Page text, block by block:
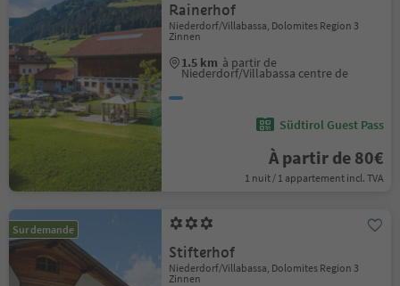
Rainerhof
Niederdorf/Villabassa, Dolomites Region 3
Zinnen
1.5 km à partir de
Niederdorf/Villabassa centre de
Südtirol Guest Pass
À partir de 80€
1 nuit / 1 appartement incl. TVA
Sur demande
Stifterhof
Niederdorf/Villabassa, Dolomites Region 3
Zinnen